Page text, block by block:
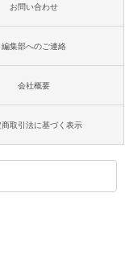
お問い合わせ
編集部へのご連絡
会社概要
商取引法に基づく表示